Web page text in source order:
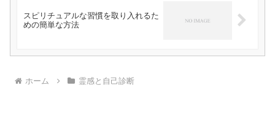
スピリチュアルな習慣を取り入れるた
めの簡単な方法
ホーム 霊感と自己診断